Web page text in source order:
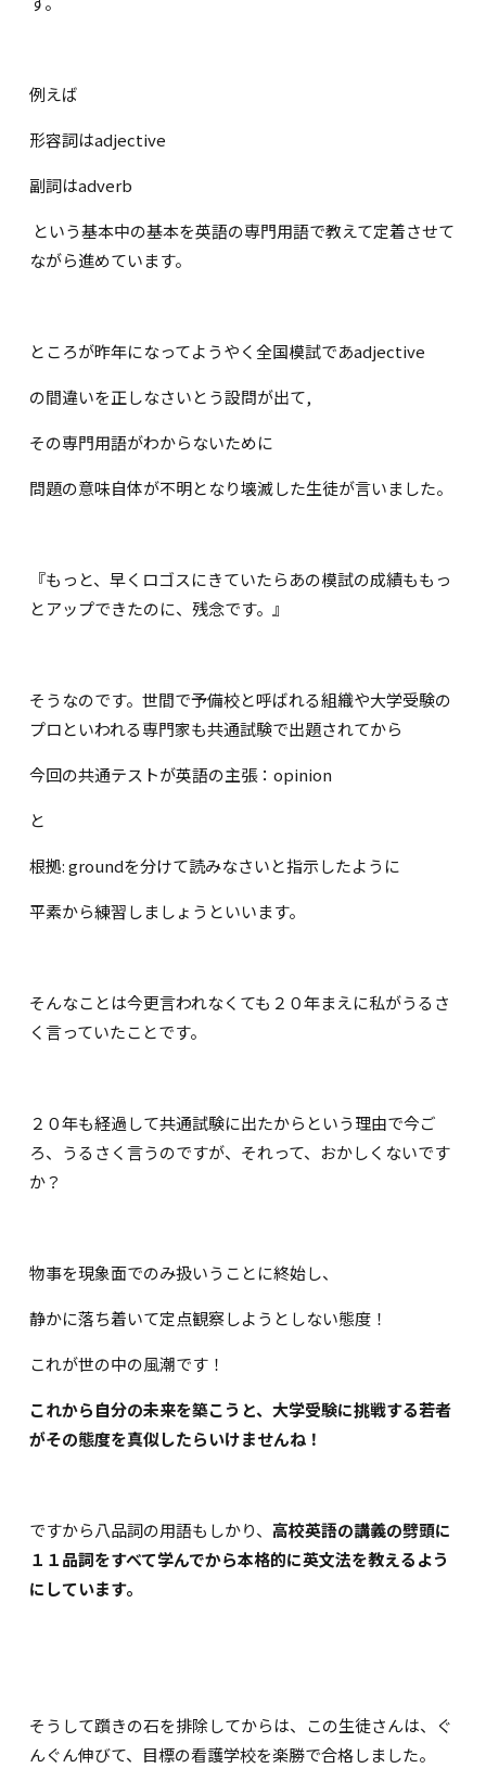
例えば
形容詞はadjective
副詞はadverb
という基本中の基本を英語の専門用語で教えて定着させて
ながら進めています。
ところが昨年になってようやく全国模試であadjective
の間違いを正しなさいとう設問が出て,
その専門用語がわからないために
問題の意味自体が不明となり壊滅した生徒が言いました。
『もっと、早くロゴスにきていたらあの模試の成績ももっ
とアップできたのに、残念です。』
そうなのです。世間で予備校と呼ばれる組織や大学受験の
プロといわれる専門家も共通試験で出題されてから
今回の共通テストが英語の主張：opinion
と
根拠: groundを分けて読みなさいと指示したように
平素から練習しましょうといいます。
そんなことは今更言われなくても２０年まえに私がうるさ
く言っていたことです。
２０年も経過して共通試験に出たからという理由で今ご
ろ、うるさく言うのですが、それって、おかしくないです
か？
物事を現象面でのみ扱いうことに終始し、
静かに落ち着いて定点観察しようとしない態度！
これが世の中の風潮です！
これから自分の未来を築こうと、大学受験に挑戦する若者
がその態度を真似したらいけませんね！
ですから八品詞の用語もしかり、 高校英語の講義の劈頭に
１１品詞をすべて学んでから本格的に英文法を教えるよう
にしています。
そうして躓きの石を排除してからは、この生徒さんは、ぐ
んぐん伸びて、目標の看護学校を楽勝で合格しました。